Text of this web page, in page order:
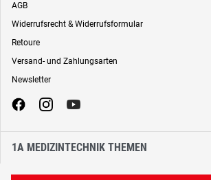
AGB
Widerrufsrecht & Widerrufsformular
Retoure
Versand- und Zahlungsarten
Newsletter
1A MEDIZINTECHNIK THEMEN